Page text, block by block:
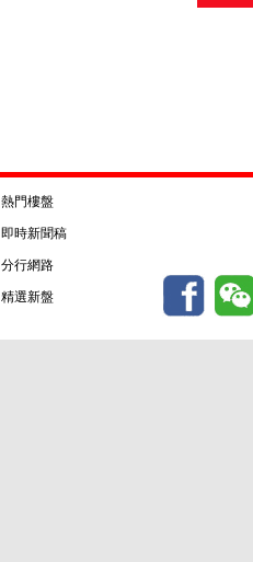
熱門樓盤
即時新聞稿
分行網路
精選新盤